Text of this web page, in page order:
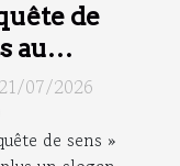
de
au
de
07/2026
de sens »